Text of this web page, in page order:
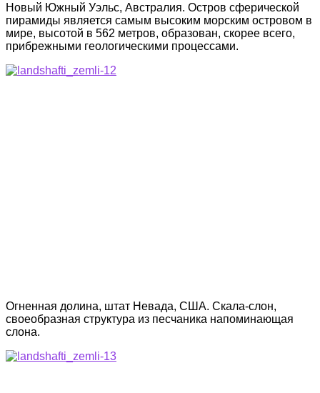
Новый Южный Уэльс, Австралия. Остров сферической
пирамиды является самым высоким морским островом в
мире, высотой в 562 метров, образован, скорее всего,
прибрежными геологическими процессами.
Огненная долина, штат Невада, США. Скала-слон,
своеобразная структура из песчаника напоминающая
слона.